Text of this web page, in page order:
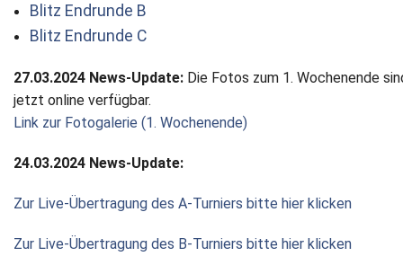
Newsletter
Impressum
Blitz Endrunde B
Blitz Endrunde C
27.03.2024 News-Update: Die Fotos zum 1. Wochenende
jetzt online verfügbar.
Link zur Fotogalerie (1. Wochenende)
24.03.2024 News-Update:
Zur Live-Übertragung des A-Turniers bitte hier klicken
Zur Live-Übertragung des B-Turniers bitte hier klicken